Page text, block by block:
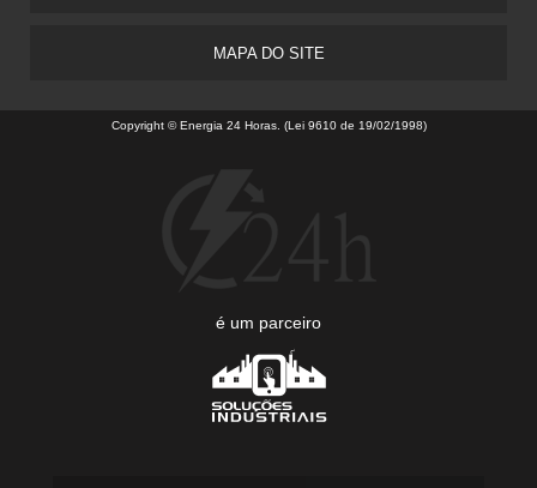
MAPA DO SITE
Copyright © Energia 24 Horas. (Lei 9610 de 19/02/1998)
é um parceiro